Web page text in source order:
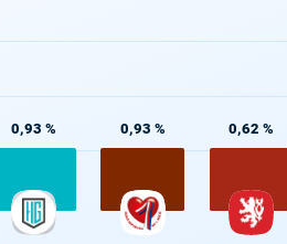
0,93 % 0,93 % 0,62 %